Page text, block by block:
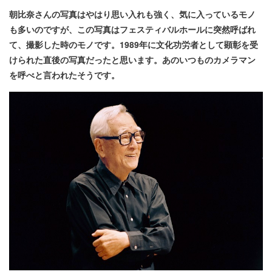
朝比奈さんの写真はやはり思い入れも強く、気に入っているモノ
も多いのですが、この写真はフェスティバルホールに突然呼ばれ
て、撮影した時のモノです。1989年に文化功労者として顕彰を受
けられた直後の写真だったと思います。あのいつものカメラマン
を呼べと言われたそうです。